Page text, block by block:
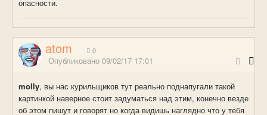
опасности.
atom 0
Опубликовано 09/02/17 17:01
molly, вы нас курильщиков тут реально поднапугали такой
картинкой наверное стоит задуматься над этим, конечно везде
об этом пишут и говорят но когда видишь наглядно что у тебя